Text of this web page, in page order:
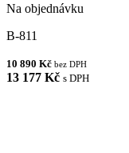
Na objednávku
B-811
10 890 Kč bez DPH
13 177 Kč s DPH